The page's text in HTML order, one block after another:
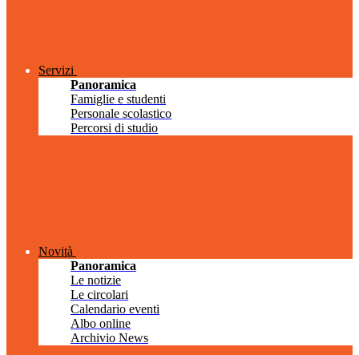
Servizi
Panoramica
Famiglie e studenti
Personale scolastico
Percorsi di studio
Novità
Panoramica
Le notizie
Le circolari
Calendario eventi
Albo online
Archivio News